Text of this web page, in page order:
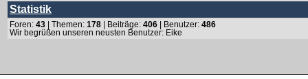
Statistik
Foren: 43 | Themen: 178 | Beiträge: 406 | Benutzer: 486
Wir begrüßen unseren neusten Benutzer: Eike